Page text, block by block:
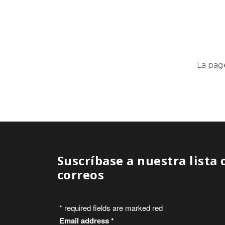
La
Suscríbase a nuestra lista
correos